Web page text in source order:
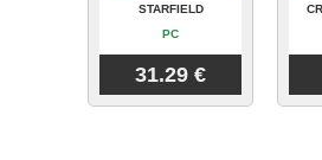
STARFIELD
PC
31.29 €